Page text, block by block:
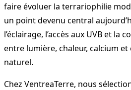
faire évoluer la terrariophilie
un point devenu central
l’éclairage, l’accès aux UVB et la
entre lumière, chaleur, calcium
naturel.
Chez VentreaTerre, nous